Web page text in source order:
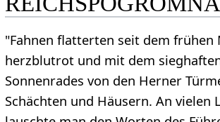
"Fahnen flatterten seit dem frühen
herzblutrot und mit dem
Sonnenrades von den Herner
Schächten und Häusern. An vielen